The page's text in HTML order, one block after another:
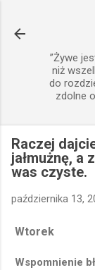
”Żywe
niż
do
zdolne
Raczej
jałmużnę, a
was czyste.
października 13,
Wtorek
Wspomnienie